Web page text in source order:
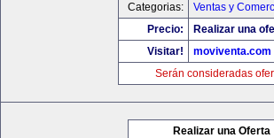
Categorias:
Ventas y
Precio:
Realizar una
Visitar!
moviventa.com
Serán consideradas
Realizar una Oferta